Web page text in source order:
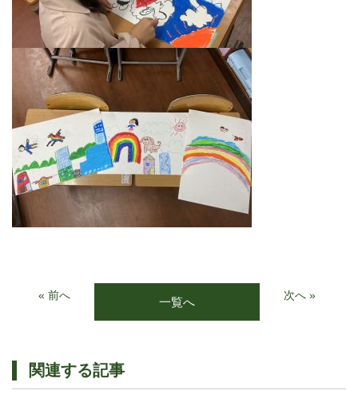
« 前へ 一覧へ 次へ »
関連する記事